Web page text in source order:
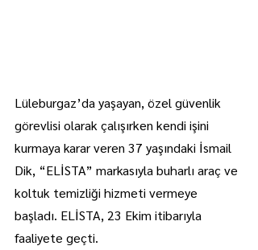
Lüleburgaz’da yaşayan, özel güvenlik
görevlisi olarak çalışırken kendi işini
kurmaya karar veren 37 yaşındaki İsmail
Dik, “ELİSTA” markasıyla buharlı araç ve
koltuk temizliği hizmeti vermeye
başladı. ELİSTA, 23 Ekim itibarıyla
faaliyete geçti.